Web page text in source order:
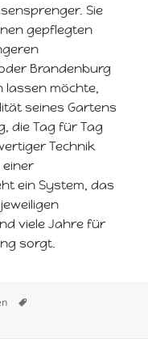
Sie
gepflegten
Brandenburg
lassen möchte,
seines Gartens
die Tag für Tag
Technik
einer
ein System, das
viele Jahre für
sorgt.